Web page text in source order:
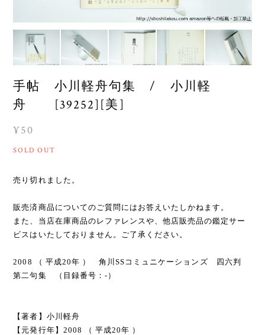
手帖 小川軽舟句集 / 小川軽
舟 [39252][美]
¥50
SOLD OUT
売り切れました。
販売済商品についてのご質問にはお答えいたしかねます。
また、当店在庫商品のレファレンスや、他店販売品の鑑定サー
ビスはいたしておりません。ご了承ください。
2008 （ 平成20年 ） 角川SSコミュニケーションズ 四六判
第二句集 （目録番号：-）
【著者】小川軽舟
【元発行年】2008 （ 平成20年 ）